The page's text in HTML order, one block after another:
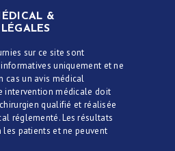
&
sur ce site sont
uniquement et ne
cas un avis médical
intervention médicale doit
qualifié et réalisée
réglementé. Les résultats
patients et ne peuvent